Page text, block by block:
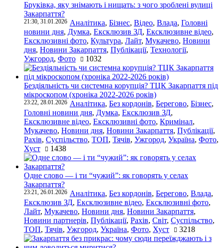
Бруківка, яку знімають і нищать: з чого зроблені вулиці
Закарпаття?
21:30, 31.01.2026 Аналітика, Бізнес, Відео, Влада, Головні
новини дня, Думка, Ексклюзив ЗД, Ексклюзивне відео,
Ексклюзивні фото, Культура, Лайт, Мукачево, Новини
дня, Новини Закарпаття, Публікації, Технології,
Ужгород, Фото 1032
Бездіяльність чи системна корупція? ТЦК Закарпаття під
мікроскопом (хроніка 2022-2026 років)
23:22, 28.01.2026 Аналітика, Без кордонів, Берегово, Бізнес,
Головні новини дня, Думка, Ексклюзив ЗД,
Ексклюзивне відео, Ексклюзивні фото, Кримінал,
Мукачево, Новини дня, Новини Закарпаття, Публікації,
Рахів, Суспільство, ТОП, Тячів, Ужгород, Україна, Фото,
Хуст
1438
Одне слово — і ти “чужий”: як говорять у селах
Закарпаття?
23:21, 26.01.2026 Аналітика, Без кордонів, Берегово, Влада,
Ексклюзив ЗД, Ексклюзивне відео, Ексклюзивні фото,
Лайт, Мукачево, Новини дня, Новини Закарпаття,
Новини партнерів, Публікації, Рахів, Світ, Суспільство,
ТОП, Тячів, Ужгород, Україна, Фото, Хуст 3218